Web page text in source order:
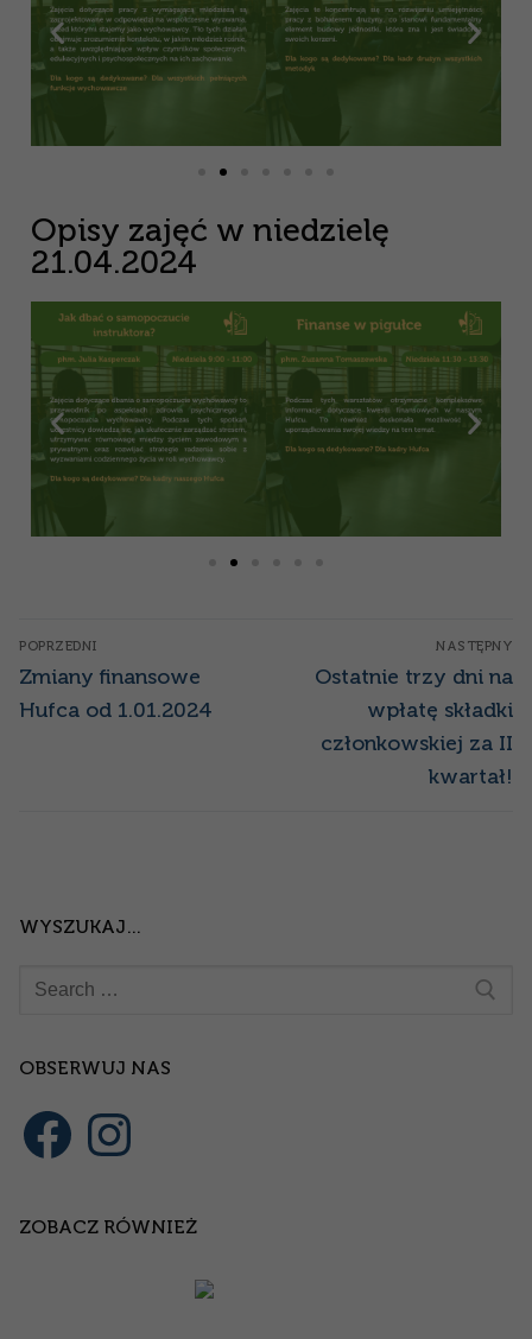
Opisy zajęć w niedzielę
21.04.2024
POPRZEDNI
Zmiany finansowe
Hufca od 1.01.2024
NASTĘPNY
Ostatnie trzy dni na
wpłatę składki
członkowskiej za II
kwartał!
WYSZUKAJ…
OBSERWUJ NAS
ZOBACZ RÓWNIEŻ